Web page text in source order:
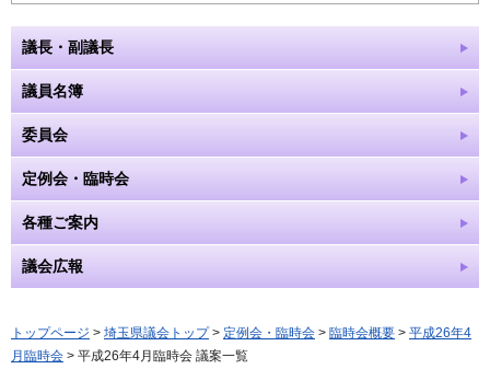
議長・副議長
議員名簿
委員会
定例会・臨時会
各種ご案内
議会広報
トップページ > 埼玉県議会トップ> 定例会・臨時会 > 臨時会概要 > 平成26年4
月臨時会 > 平成26年4月臨時会 議案一覧